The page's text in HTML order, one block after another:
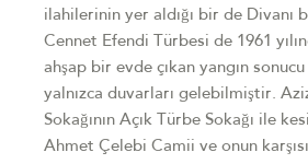
ilahilerinin yer aldığı bir de Divanı
Cennet Efendi Türbesi de 1961
ahşap bir evde çıkan yangın
yalnızca duvarları gelebilmiştir.
Sokağının Açık Türbe Sokağı ile
Ahmet Çelebi Camii ve onun